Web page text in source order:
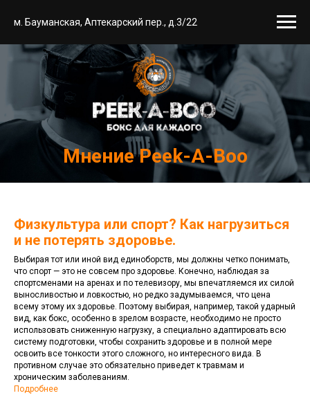
м. Бауманская, Аптекарский пер., д.3/22
Мнение Peek-A-Boo
Физкультура или спорт? Как нагрузиться
и не потерять здоровье.
Выбирая тот или иной вид единоборств, мы должны четко понимать,
что спорт — это не совсем про здоровье. Конечно, наблюдая за
спортсменами на аренах и по телевизору, мы впечатляемся их силой
выносливостью и ловкостью, но редко задумываемся, что цена
всему этому их здоровье. Поэтому выбирая, например, такой ударный
вид, как бокс, особенно в зрелом возрасте, необходимо не просто
использовать сниженную нагрузку, а специально адаптировать всю
систему подготовки, чтобы сохранить здоровье и в полной мере
освоить все тонкости этого сложного, но интересного вида. В
противном случае это обязательно приведет к травмам и
хроническим заболеваниям.
Подробнее